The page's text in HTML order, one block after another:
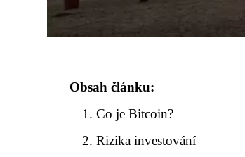
Obsah článku:
Co je Bitcoin?
Rizika investování